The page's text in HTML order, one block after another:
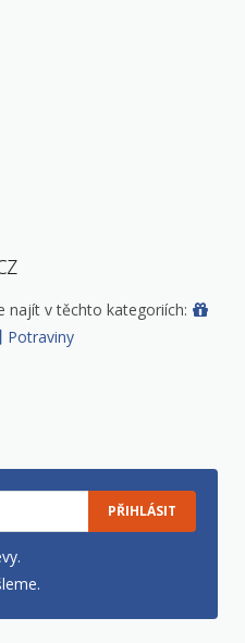
najít v těchto kategoriích:
Potraviny
PŘIHLÁSIT